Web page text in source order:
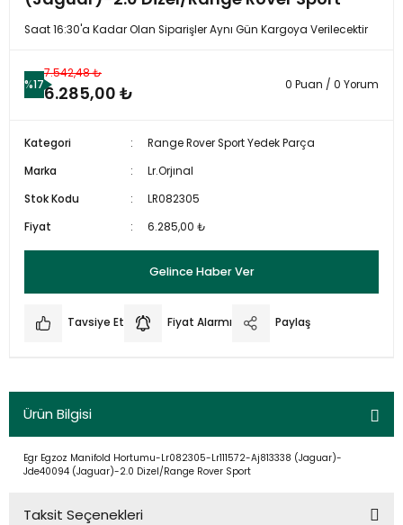
Saat 16:30'a Kadar Olan Siparişler Aynı Gün Kargoya Verilecektir
%17
7.542,48 ₺
6.285,00 ₺ 0 Puan / 0 Yorum
Kategori
Range Rover Sport Yedek Parça
Marka
Lr.Orjınal
Stok Kodu
LR082305
Fiyat
6.285,00 ₺
Gelince Haber Ver
Tavsiye Et Fiyat Alarmı Paylaş
Ürün Bilgisi
Egr Egzoz Manifold Hortumu-Lr082305-Lr111572-Aj813338 (Jaguar)-
Jde40094 (Jaguar)-2.0 Dizel/Range Rover Sport
Taksit Seçenekleri